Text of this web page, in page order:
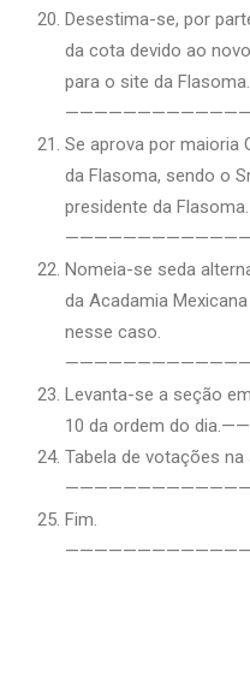
Desestima-se, por
da cota devido ao
para o site da Flasoma.
Se aprova por maioria
da Flasoma, sendo o
presidente da Flasoma.
Nomeia-se seda
da Acadamia
nesse caso.
Levanta-se a seção
10 da ordem do
Tabela de votações na
Fim.